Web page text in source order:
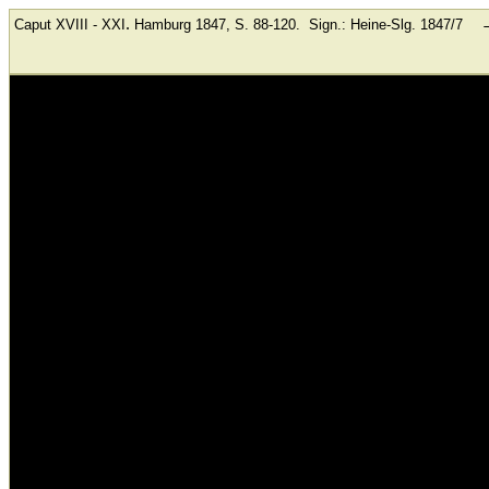
Caput XVIII - XXI . Hamburg 1847, S. 88-120. Sign.: Heine-Slg. 1847/7